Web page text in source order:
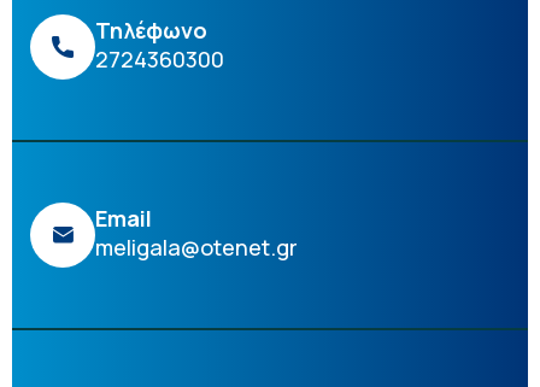
Τηλέφωνο
2724360300
Email
meligala@otenet.gr